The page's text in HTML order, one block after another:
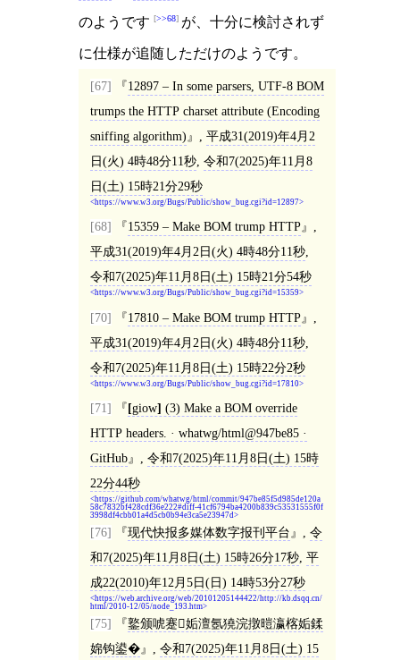
のようです >>68 が、十分に検討されず
に仕様が追随しただけのようです。
[67]
12897 – In some parsers, UTF-8 BOM
trumps the HTTP charset attribute (Encoding
sniffing algorithm)
平成31(2019)年4月2
日(火) 4時48分11秒, 令和7(2025)年11月8
日(土) 15時21分29秒
https://www.w3.org/Bugs/Public/show_bug.cgi?id=12897
[68] 15359 – Make BOM trump HTTP
,
平成31(2019)年4月2日(火) 4時48分11秒,
令和7(2025)年11月8日(土) 15時21分54秒
https://www.w3.org/Bugs/Public/show_bug.cgi?id=15359
[70] 17810 – Make BOM trump HTTP
平成31(2019)年4月2日(火) 4時48分11秒,
令和7(2025)年11月8日(土) 15時22分2秒
https://www.w3.org/Bugs/Public/show_bug.cgi?id=17810
[71] [giow] (3) Make a BOM override
HTTP headers. · whatwg/html@947be85 ·
GitHub
令和7(2025)年11月8日(土) 15時
22分44秒
https://github.com/whatwg/html/commit/947be85f5d985de120a
58c7832bf428cdf36e222#diff-41cf6794ba4200b839c53531555f0f
3998df4cbb01a4d5cb0b94e3ca5e23947d
[76] 现代快报多媒体数字报刊平台
令
和7(2025)年11月8日(土) 15時26分17秒, 平
成22(2010)年12月5日(日) 14時53分27秒
https://web.archive.org/web/20101205144422/http://kb.dsqq.cn/
html/2010-12/05/node_193.htm
[75]
鐜颁唬蹇姤澶氬獟浣撴暟瀛楁姤鍒
婂钩鍙�
令和7(2025)年11月8日(土) 15